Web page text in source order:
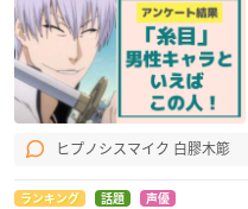
ヒプノシスマイク 白膠木簓
ランキング 話題 声優